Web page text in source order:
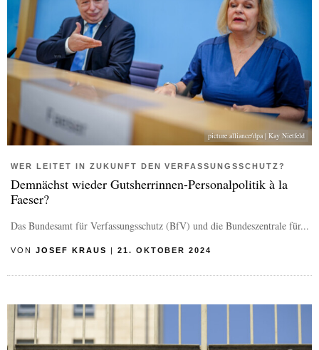
picture alliance/dpa | Kay Nietfeld
WER LEITET IN ZUKUNFT DEN VERFASSUNGSSCHUTZ?
Demnächst wieder Gutsherrinnen-Personalpolitik à la
Faeser?
Das Bundesamt für Verfassungsschutz (BfV) und die Bundeszentrale für...
VON JOSEF KRAUS | 21. OKTOBER 2024